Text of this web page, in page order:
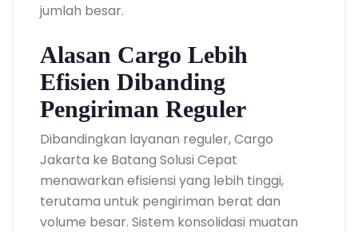
jumlah besar.
Alasan Cargo Lebih
Efisien Dibanding
Pengiriman Reguler
Dibandingkan layanan reguler, Cargo
Jakarta ke Batang Solusi Cepat
menawarkan efisiensi yang lebih tinggi,
terutama untuk pengiriman berat dan
volume besar. Sistem konsolidasi muatan